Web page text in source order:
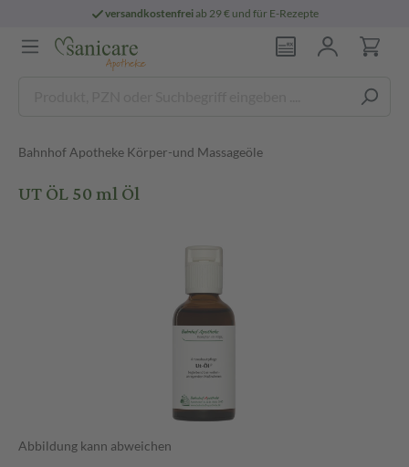
versandkostenfreiab 29 € und für E-Rezepte
Bahnhof Apotheke Körper-und Massageöle
UT ÖL 50 ml Öl
Abbildung kann abweichen